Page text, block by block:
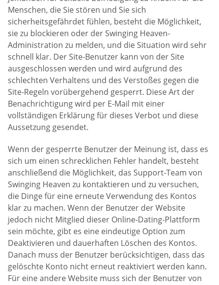
Menschen, die Sie stören und Sie sich
sicherheitsgefährdet fühlen, besteht die Möglichkeit,
sie zu blockieren oder der Swinging Heaven-
Administration zu melden, und die Situation wird sehr
schnell klar. Der Site-Benutzer kann von der Site
ausgeschlossen werden und wird aufgrund des
schlechten Verhaltens und des Verstoßes gegen die
Site-Regeln vorübergehend gesperrt. Diese Art der
Benachrichtigung wird per E-Mail mit einer
vollständigen Erklärung für dieses Verbot und diese
Aussetzung gesendet.
Wenn der gesperrte Benutzer der Meinung ist, dass es
sich um einen schrecklichen Fehler handelt, besteht
anschließend die Möglichkeit, das Support-Team von
Swinging Heaven zu kontaktieren und zu versuchen,
die Dinge für eine erneute Verwendung des Kontos
klar zu machen. Wenn der Benutzer der Website
jedoch nicht Mitglied dieser Online-Dating-Plattform
sein möchte, gibt es eine eindeutige Option zum
Deaktivieren und dauerhaften Löschen des Kontos.
Danach muss der Benutzer berücksichtigen, dass das
gelöschte Konto nicht erneut reaktiviert werden kann.
Für eine andere Website muss sich der Benutzer von